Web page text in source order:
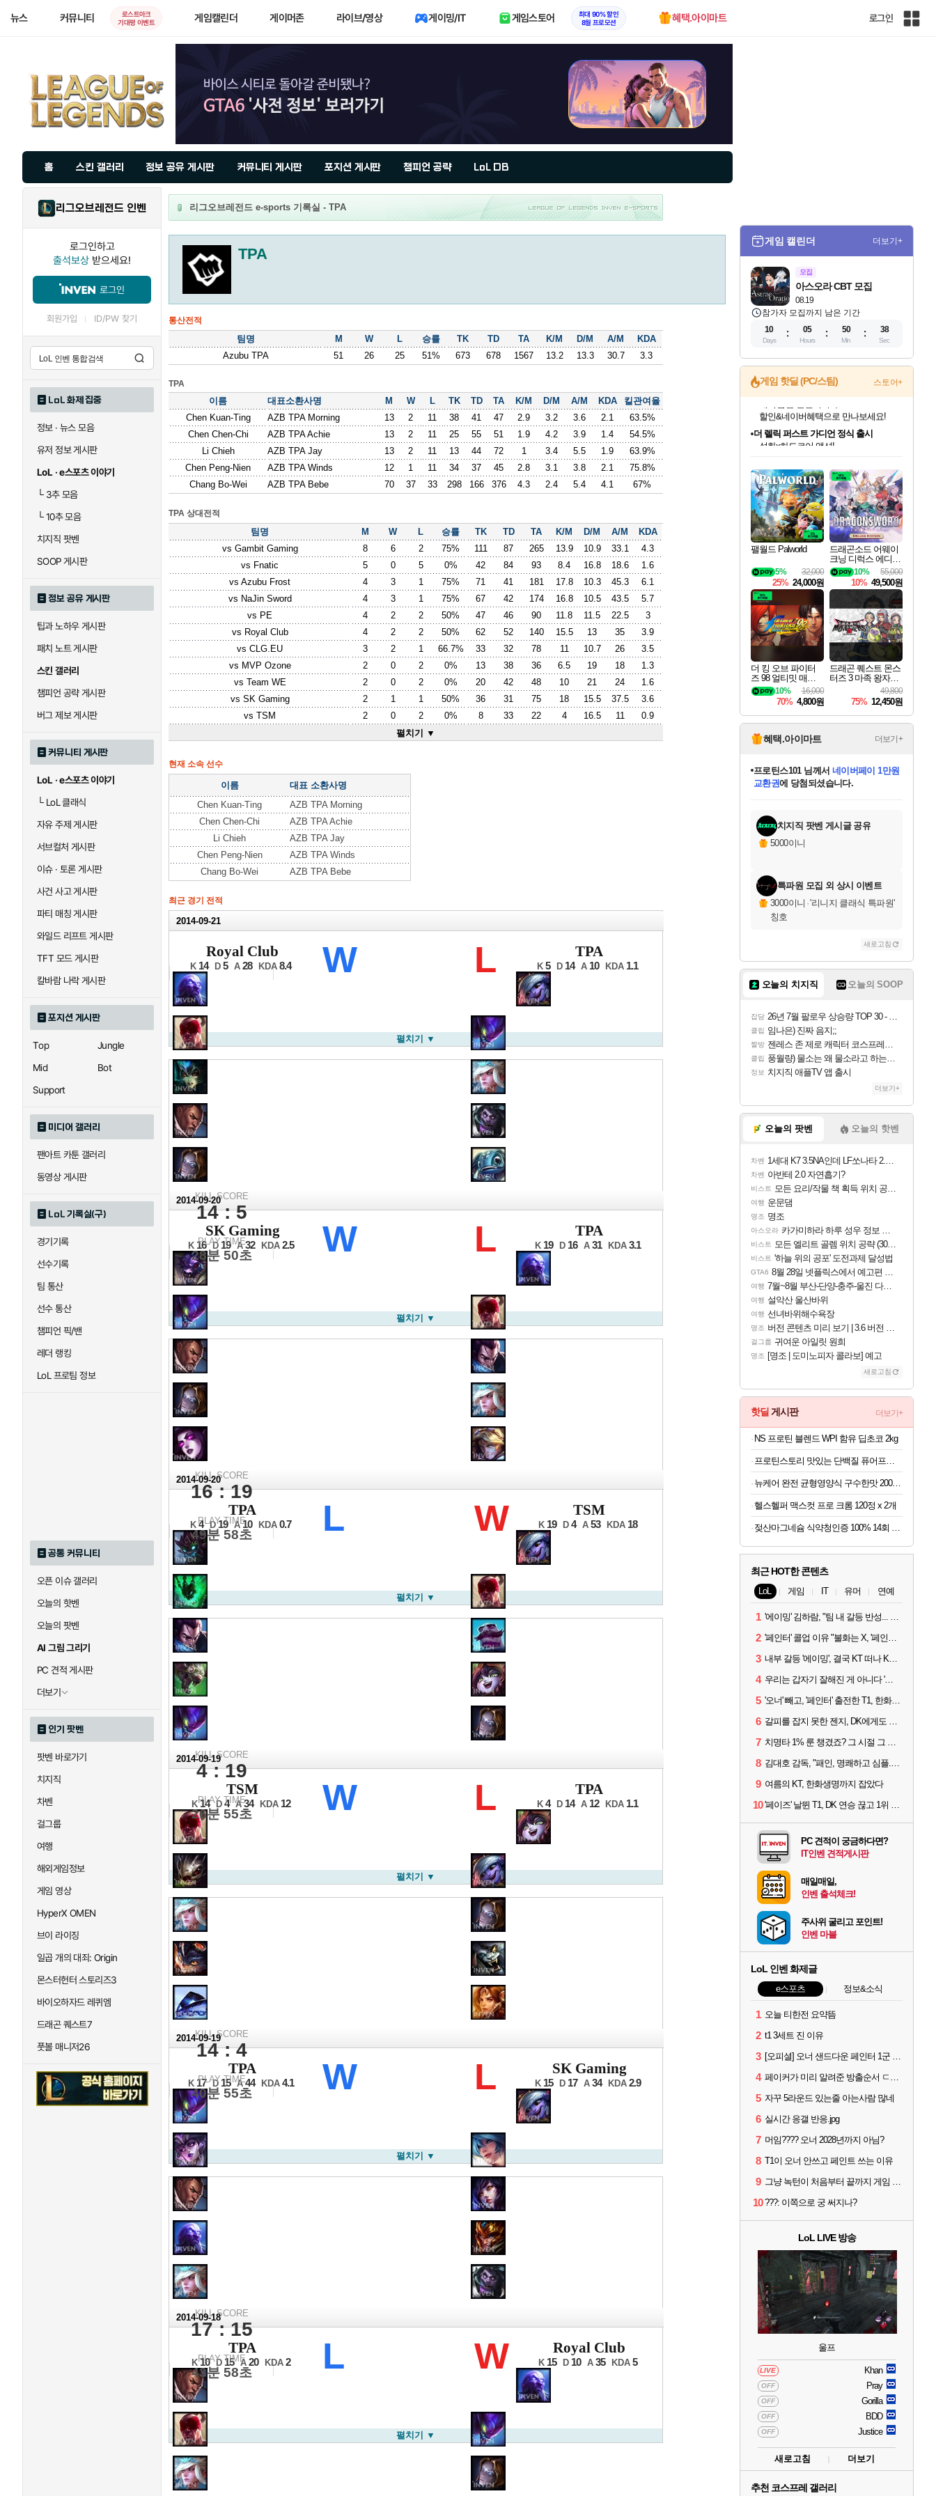
뉴스 커뮤니티
로스트아크
기대평 이벤트
게임캘린더 게이머존 라이브/영상 게이밍/IT 게임스토어
최대 90% 할인
8월 프로모션
혜택.아이마트 로그인
인
홈 스킨 갤러리 정보 공유 게시판 커뮤니티 게시판 포지션 게시판 챔피언 공략 LoL DB
리그오브레전드 인벤
로그인하고
출석보상 받으세요!
로그인
회원가입 ID/PW 찾기
LoL 화제 집중
정보 · 뉴스 모음
유저 정보 게시판
LoL · e스포츠 이야기
└3추 모음
└10추 모음
치지직 팟벤
SOOP 게시판
정보 공유 게시판
팁과 노하우 게시판
패치 노트 게시판
스킨 갤러리
챔피언 공략 게시판
버그 제보 게시판
커뮤니티 게시판
LoL · e스포츠 이야기
└LoL 클래식
자유 주제 게시판
서브컬처 게시판
이슈 · 토론 게시판
사건 사고 게시판
파티 매칭 게시판
와일드 리프트 게시판
TFT 모드 게시판
칼바람 나락 게시판
포지션 게시판
Top
Jungle
Mid
Bot
Support
미디어 갤러리
팬아트 카툰 갤러리
동영상 게시판
LoL 기록실(구)
경기기록
선수기록
팀 통산
선수 통산
챔피언 픽/밴
레더 랭킹
LoL 프로팀 정보
공통 커뮤니티
오픈 이슈 갤러리
오늘의 핫벤
오늘의 팟벤
AI 그림 그리기
PC 견적 게시판
더보기
인기 팟벤
팟벤 바로가기
치지직
차벤
걸그룹
여행
해외게임정보
게임 영상
HyperX OMEN
브이 라이징
일곱 개의 대죄: Origin
몬스터헌터 스토리즈3
바이오하자드 레퀴엠
드래곤 퀘스트7
풋볼 매니저26
리그오브레전드 e-sports 기록실 - TPA
TPA
통산전적
팀명 M W L 승률 TK TD TA K/M D/M A/M
KDA
Azubu TPA
51 26 25 51% 673 678 1567 13.2 13.3 30.7 3.3
TPA
이름 대표소환사명 M W L TK TD TA K/M D/M A/M KDA
킬관여율
Chen Kuan-Ting
AZB TPA Morning 13 2 11 38 41 47 2.9 3.2 3.6 2.1
63.5%
Chen Chen-Chi
AZB TPA Achie 13 2 11 25 55 51 1.9 4.2 3.9 1.4
54.5%
Li Chieh
AZB TPA Jay 13 2 11 13 44 72 1 3.4 5.5 1.9
63.9%
Chen Peng-Nien
AZB TPA Winds 12 1 11 34 37 45 2.8 3.1 3.8 2.1
75.8%
Chang Bo-Wei
AZB TPA Bebe 70 37 33 298 166 376 4.3 2.4 5.4 4.1 67%
TPA 상대전적
팀명 M W L 승률 TK TD TA K/M D/M A/M
KDA
vs Gambit Gaming 8 6 2 75% 111 87 265 13.9 10.9 33.1
4.3
vs Fnatic 5 0 5 0% 42 84 93 8.4 16.8 18.6
1.6
vs Azubu Frost 4 3 1 75% 71 41 181 17.8 10.3 45.3
6.1
vs NaJin Sword 4 3 1 75% 67 42 174 16.8 10.5 43.5
5.7
vs PE 4 2 2 50% 47 46 90 11.8 11.5 22.5
3
vs Royal Club 4 2 2 50% 62 52 140 15.5 13 35
3.9
vs CLG.EU 3 2 1 66.7% 33 32 78 11 10.7 26
3.5
vs MVP Ozone 2 0 2 0% 13 38 36 6.5 19 18
1.3
vs Team WE 2 0 2 0% 20 42 48 10 21 24
1.6
vs SK Gaming 2 1 1 50% 36 31 75 18 15.5 37.5
3.6
vs TSM 2 0 2 0% 8 33 22 4 16.5 11
0.9
펼치기 ▼
현재 소속 선수
이름
대표 소환사명
Chen Kuan-Ting
AZB TPA Morning
Chen Chen-Chi
AZB TPA Achie
Li Chieh
AZB TPA Jay
Chen Peng-Nien
AZB TPA Winds
Chang Bo-Wei
AZB TPA Bebe
최근 경기 전적
2014-09-21
16강 B조 11경기
Royal Club
K 14 D 5 A 28 KDA 8.4 W L TPA
K 5 D 14 A 10 KDA 1.1
KILL SCORE
14 : 5
PLAY TIME
28분 50초
펼치기 ▼
2014-09-20
16강 B조 9경기
SK Gaming
K 16 D 19 A 32 KDA 2.5 W L TPA
K 19 D 16 A 31 KDA 3.1
KILL SCORE
16 : 19
PLAY TIME
49분 58초
펼치기 ▼
2014-09-20
16강 B조 8경기
TPA
K 4 D 19 A 10 KDA 0.7 L W TSM
K 19 D 4 A 53 KDA 18
KILL SCORE
4 : 19
PLAY TIME
26분 55초
펼치기 ▼
2014-09-19
16강 B조 6경기
TSM
K 14 D 4 A 34 KDA 12 W L TPA
K 4 D 14 A 12 KDA 1.1
KILL SCORE
14 : 4
PLAY TIME
40분 55초
펼치기 ▼
2014-09-19
16강 B조 4경기
TPA
K 17 D 15 A 44 KDA 4.1 W L SK Gaming
K 15 D 17 A 34 KDA 2.9
KILL SCORE
17 : 15
PLAY TIME
43분 58초
펼치기 ▼
2014-09-18
16강 B조 2경기
TPA
K 10 D 15 A 20 KDA 2 L W Royal Club
K 15 D 10 A 35 KDA 5
펼치기 ▼
게임 캘린더 더보기+
모집
08.19
아스오라 CBT 모집
참가자 모집까지 남은 기간
10
Days
05
Hours
50
Min
37
Sec
게임 핫딜 (PC/스팀) 스토어+
최대 90% 할인가를 만나보세요!
네이버혜택과 함께 만나보세요!
50%할인&추가 적립까지!
네이버 포인트 혜택까지!
이니&베니 혜택까지!
네이버 혜택가와 함께 예약하세요!
할인&네이버혜택으로 만나보세요!
더 렐릭 퍼스트 가디언 정식 출시
네이버페이 혜택과 만나보세요!
40주년 프로모션으로 만나보세요!
할인가에 만나보세요!
일부 에디션 상시 할인!
혜택으로 예약 판매 중
편안하게 충전하세요
팰월드 Palworld
32,000
5%
25% 24,000원
드래곤소드 어웨이
크닝 디럭스 에디션
DragonSword Awake
ning Deluxe Edition
55,000
10%
10% 49,500원
더 킹 오브 파이터
즈 98 얼티밋 매치
파이널 에디션 THE
KING OF FIGHTER
S 98 ULTIMATE MA
TCH FINAL EDITIO
N
16,000
10%
70% 4,800원
드래곤 퀘스트 몬스
터즈 3 마족 왕자와
엘프의 여행 Dragon
Quest Monsters The
Dark Prince
49,800
75% 12,450원
혜택.아이마트 더보기+
교환.
당첨되셨습니다.
당첨되셨습니다.
당첨되셨습니다.
별빛희망님께서 로블록스 기프트카드
1만원권에 당첨되셨습니다.
당첨되셨습니다.
당첨되셨습니다.
당첨되셨습니다.
당첨되셨습니다.
에디션 (스팀코드)를 교환.
당첨되셨습니다.
치지직 팟벤 게시글 공유
5000이니
특파원 모집 외 상시 이벤트
3000이니 ·'리니지 클래식 특파원'
칭호
새로고침
오늘의 치지직 오늘의 SOOP
잡담 26년 7월 팔로우 상승량 TOP 30 - 월간 치지직
클립 임나은) 진짜 음지;;
짤방 젠레스 존 제로 캐릭터 코스프레한 꽁주
클립 풍월량) 물소는 왜 물소라고 하는거야? 아! 그만 ㅋㅋ 알았어 ㅋㅋ
정보 치지직 애플TV 앱 출시
더보기+
오늘의 팟벤 오늘의 핫벤
차벤 1세대 K7 3.5NA인데 LF쏘나타 2.0NA 기변하면 유류비 절약이 얼마나 될까요..?
차벤 아반테 2.0 자연흡기?
비스트 모든 요리/작물 책 획득 위치 공략 (36개) - 미식가 도전과제
여행 운문댐
명조 명조
아스오라 카가미하라 하루 성우 정보 및 주요 필모
비스트 모든 엘리트 골렘 위치 공략 (30개) - 방랑 결투가
비스트 '하늘 위의 공포' 도전과제 달성법
GTA6 8월 28일 넷플릭스에서 예고편 공개 예정
여행 7월~8월 부산-단양-충주-울진 다녀왔어요~
여행 설악산 울산바위
여행 선녀바위해수욕장
명조 버전 콘텐츠 미리 보기 | 3.6 버전 「신기루 속 등불 그림자, 속세에 깃든 검의 결심」이 8월 20일에 업데이트됩니다!
걸그룹 귀여운 아일릿 원희
명조 [명조 | 도미노피자 콜라보] 예고
새로고침
핫딜 게시판 더보기+
NS 프로틴 블렌드 WPI 함유 딥초코 2kg
뉴케어 완전 균형영양식 구수한맛 200ml x 24개
헬스헬퍼 맥스컷 프로 크롬 120정 x 2개
젖산마그네슘 식약청인증 100% 14회 x 6박스
최근 HOT한 콘텐츠
LoL 게임 IT 유머 연예
1 '에이밍' 김하람, "팀 내 갈등 반성... 끝까지 뛰고 싶었다"
2 '페인터' 콜업 이유 "불화는 X, '페인터'는 부족한 콜을 채워줄 선수"
3 내부 갈등 '에이밍', 결국 KT 떠나 KRX로...'지우'와 트레이드
4 우리는 갑자기 잘해진 게 아니다 '씨맥' 김대호 감독의 자신감
5 '오너' 빼고, '페인터' 출전한 T1, 한화생명에 패배
6 갈피를 잡지 못한 젠지, DK에게도 0:2 패배
7 치명타 1% 룬 챙겼죠? 그 시절 그 감성 '롤 클래식' 30일 출시
8 김대호 감독, "패인, 명쾌하고 심플...다시 힘낼 수 있어"
9 여름의 KT, 한화생명까지 잡았다
10 '페이즈' 날뛴 T1, DK 연승 끊고 1위 지켜
PC 견적이 궁금하다면?
IT인벤 견적게시판
매일매일,
인벤 출석체크!
주사위 굴리고 포인트!
인벤 마블
LoL 인벤 화제글
e스포츠 정보&소식
1 오늘 티한전 요약뜸
2 t1 3세트 진 이유
3 [오피셜] 오너 샌드다운 페인터 1군 콜업 출전
4 페이커가 미리 알려준 방출순서 ㄷㄷㄷㄷ
5 자꾸 5라운드 있는줄 아는사람 많네
6 실시간 응갤 반응.jpg
7 머임???? 오너 2028년까지 아님?
8 T1이 오너 안쓰고 페인트 쓰는 이유
9 그냥 녹턴이 처음부터 끝까지 게임 지게 굴려줬는데
10 ???: 이쪽으로 궁 써지나?
LoL LIVE 방송
울프
LIVE Khan
OFF Pray
OFF Gorilla
OFF BDD
OFF Justice
새로고침 더보기
추천 코스프레 갤러리